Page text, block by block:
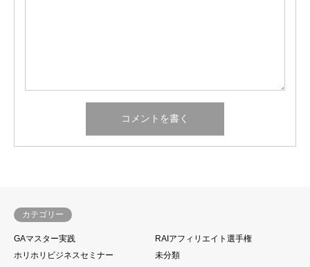
カテゴリー
GAマスター実践
RAIアフィリエイト選手権
ホリホリビジネスセミナー
未分類